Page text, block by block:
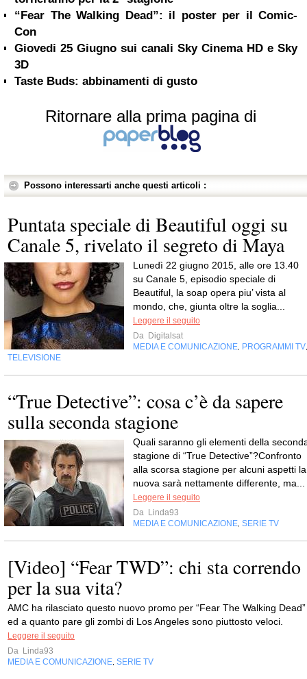
“Fear The Walking Dead”: il poster per il Comic-
Con
Giovedi 25 Giugno sui canali Sky Cinema HD e Sky
3D
Taste Buds: abbinamenti di gusto
Ritornare alla prima pagina di
Possono interessarti anche questi articoli :
Puntata speciale di Beautiful oggi su
Canale 5, rivelato il segreto di Maya
Lunedì 22 giugno 2015, alle ore 13.40
su Canale 5, episodio speciale di
Beautiful, la soap opera piu’ vista al
mondo, che, giunta oltre la soglia...
Leggere il seguito
Da Digitalsat
MEDIA E COMUNICAZIONE PROGRAMMI TV
TELEVISIONE
“True Detective”: cosa c’è da sapere
sulla seconda stagione
Quali saranno gli elementi della
stagione di “True Detective”?Confronto
alla scorsa stagione per alcuni aspetti la
nuova sarà nettamente differente, ma...
Leggere il seguito
Da Linda93
MEDIA E COMUNICAZIONE SERIE TV
[Video] “Fear TWD”: chi sta correndo
per la sua vita?
AMC ha rilasciato questo nuovo promo per “Fear The Walking Dead”
ed a quanto pare gli zombi di Los Angeles sono piuttosto veloci.
Leggere il seguito
Da Linda93
MEDIA E COMUNICAZIONE SERIE TV